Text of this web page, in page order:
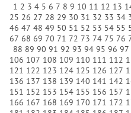
1 2 3 4 5 6 7 8 9 10 11 12 13
25 26 27 28 29 30 31 32 33 34
46 47 48 49 50 51 52 53 54 55
67 68 69 70 71 72 73 74 75 76
88 89 90 91 92 93 94 95 96 97
106 107 108 109 110 111 112
121 122 123 124 125 126 127
136 137 138 139 140 141 142
151 152 153 154 155 156 157
166 167 168 169 170 171 172